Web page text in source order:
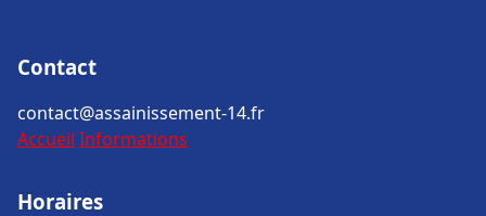
Contact
contact@assainissement-14.fr
Accueil Informations
Horaires